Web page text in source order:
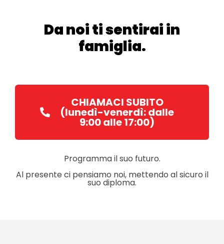
Da noi ti sentirai in
famiglia.​
CHIAMACI SUBITO
(lunedì-venerdì: dalle
9:00 alle 17:00)
Programma il suo futuro.
Al presente ci pensiamo noi, mettendo al sicuro il
suo diploma.